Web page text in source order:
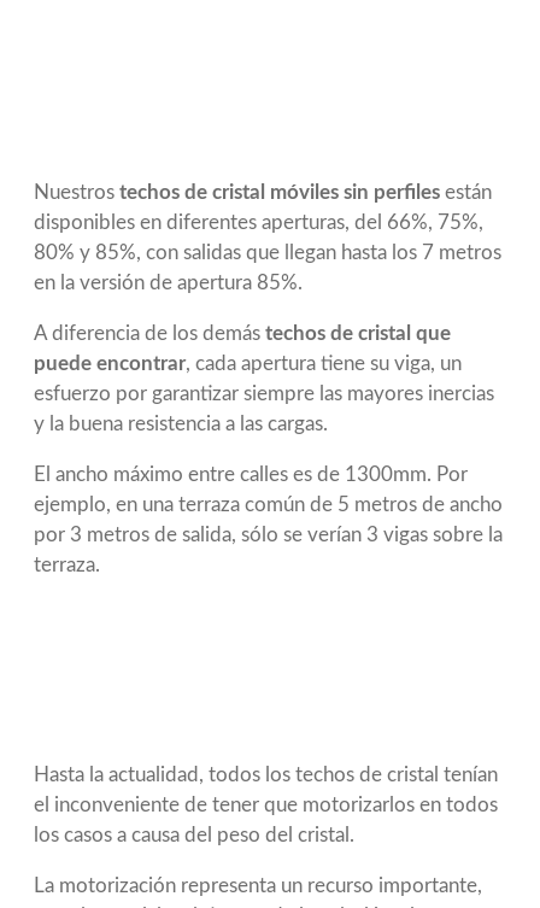
Nuestros techos de cristal móviles sin perfiles están
disponibles en diferentes aperturas, del 66%, 75%,
80% y 85%, con salidas que llegan hasta los 7 metros
en la versión de apertura 85%.
A diferencia de los demás techos de cristal que
puede encontrar, cada apertura tiene su viga, un
esfuerzo por garantizar siempre las mayores inercias
y la buena resistencia a las cargas.
El ancho máximo entre calles es de 1300mm. Por
ejemplo, en una terraza común de 5 metros de ancho
por 3 metros de salida, sólo se verían 3 vigas sobre la
terraza.
Hasta la actualidad, todos los techos de cristal tenían
el inconveniente de tener que motorizarlos en todos
los casos a causa del peso del cristal.
La motorización representa un recurso importante,